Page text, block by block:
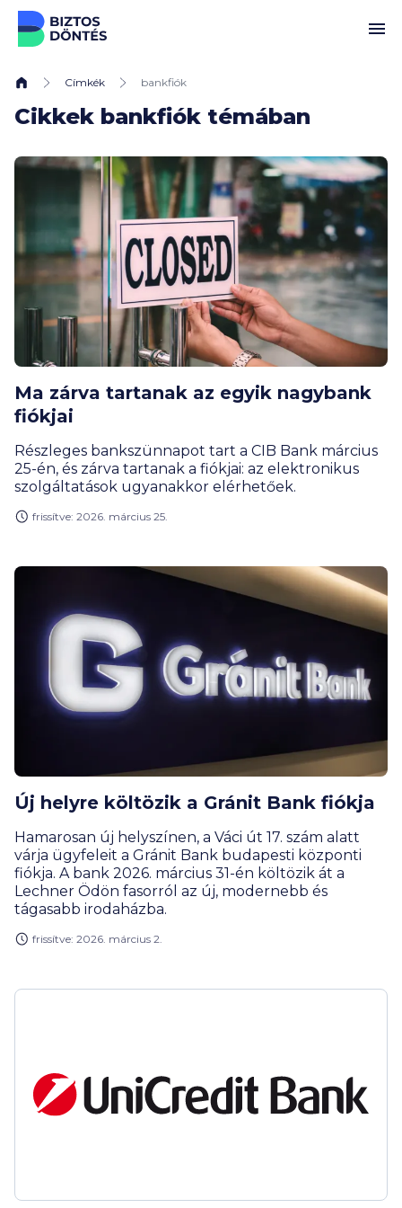
Ugrás a tartalomhoz
Címkék bankfiók
Cikkek bankfiók témában
Ma zárva tartanak az egyik nagybank
fiókjai
Részleges bankszünnapot tart a CIB Bank március
25-én, és zárva tartanak a fiókjai: az elektronikus
szolgáltatások ugyanakkor elérhetőek.
frissítve: 2026. március 25.
Új helyre költözik a Gránit Bank fiókja
Hamarosan új helyszínen, a Váci út 17. szám alatt
várja ügyfeleit a Gránit Bank budapesti központi
fiókja. A bank 2026. március 31-én költözik át a
Lechner Ödön fasorról az új, modernebb és
tágasabb irodaházba.
frissítve: 2026. március 2.